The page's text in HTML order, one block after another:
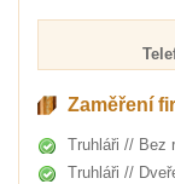
Zaměření
Truhláři // Bez
Truhláři //